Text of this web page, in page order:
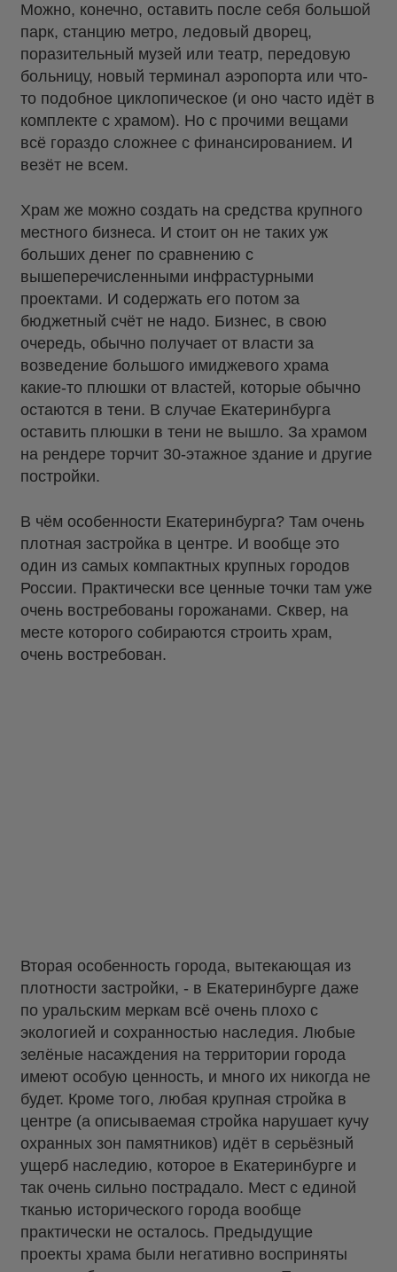
Можно, конечно, оставить после себя большой
парк, станцию метро, ледовый дворец,
поразительный музей или театр, передовую
больницу, новый терминал аэропорта или что-
то подобное циклопическое (и оно часто идёт в
комплекте с храмом). Но с прочими вещами
всё гораздо сложнее с финансированием. И
везёт не всем.
Храм же можно создать на средства крупного
местного бизнеса. И стоит он не таких уж
больших денег по сравнению с
вышеперечисленными инфрастурными
проектами. И содержать его потом за
бюджетный счёт не надо. Бизнес, в свою
очередь, обычно получает от власти за
возведение большого имиджевого храма
какие-то плюшки от властей, которые обычно
остаются в тени. В случае Екатеринбурга
оставить плюшки в тени не вышло. За храмом
на рендере торчит 30-этажное здание и другие
постройки.
В чём особенности Екатеринбурга? Там очень
плотная застройка в центре. И вообще это
один из самых компактных крупных городов
России. Практически все ценные точки там уже
очень востребованы горожанами. Сквер, на
месте которого собираются строить храм,
очень востребован.
Вторая особенность города, вытекающая из
плотности застройки, - в Екатеринбурге даже
по уральским меркам всё очень плохо с
экологией и сохранностью наследия. Любые
зелёные насаждения на территории города
имеют особую ценность, и много их никогда не
будет. Кроме того, любая крупная стройка в
центре (а описываемая стройка нарушает кучу
охранных зон памятников) идёт в серьёзный
ущерб наследию, которое в Екатеринбурге и
так очень сильно пострадало. Мест с единой
тканью исторического города вообще
практически не осталось. Предыдущие
проекты храма были негативно восприняты